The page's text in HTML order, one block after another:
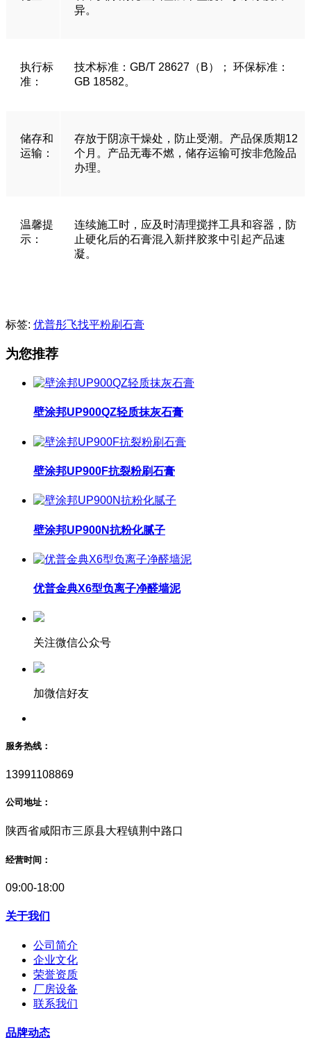
异。
执行标
准：
技术标准：GB/T 28627（B）； 环保标准：
GB 18582。
储存和
运输：
存放于阴凉干燥处，防止受潮。产品保质期12
个月。产品无毒不燃，储存运输可按非危险品
办理。
温馨提
示：
连续施工时，应及时清理搅拌工具和容器，防
止硬化后的石膏混入新拌胶浆中引起产品速
凝。
标签: 优普彤飞找平粉刷石膏
为您推荐
壁涂邦UP900QZ轻质抹灰石膏
壁涂邦UP900F抗裂粉刷石膏
壁涂邦UP900N抗粉化腻子
优普金典X6型负离子净醛墙泥
关注微信公众号
加微信好友
服务热线：
13991108869
公司地址：
陕西省咸阳市三原县大程镇荆中路口
经营时间：
09:00-18:00
关于我们
公司简介
企业文化
荣誉资质
厂房设备
联系我们
品牌动态